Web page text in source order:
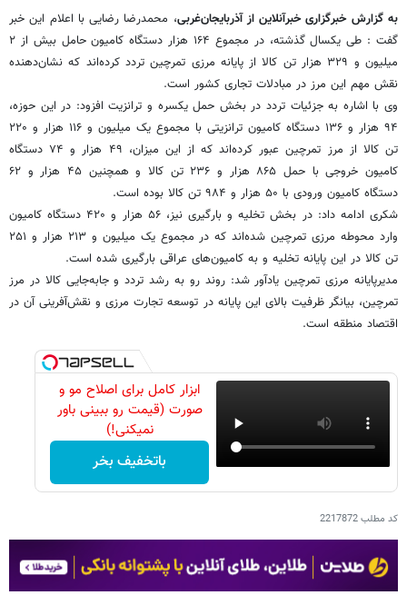
به گزارش خبرگزاری خبرآنلاین از آذربایجان‌غربی، محمدرضا رضایی با اعلام این خبر
گفت : طی یکسال گذشته، در مجموع ۱۶۴ هزار دستگاه کامیون حامل بیش از ۲
میلیون و ۳۲۹ هزار تن کالا از پایانه مرزی تمرچین تردد کرده‌اند که نشان‌دهنده
نقش مهم این مرز در مبادلات تجاری کشور است.
وی با اشاره به جزئیات تردد در بخش حمل یکسره و ترانزیت افزود: در این حوزه،
۹۴ هزار و ۱۳۶ دستگاه کامیون ترانزیتی با مجموع یک میلیون و ۱۱۶ هزار و ۲۲۰
تن کالا از مرز تمرچین عبور کرده‌اند که از این میزان، ۴۹ هزار و ۷۴ دستگاه
کامیون خروجی با حمل ۸۶۵ هزار و ۲۳۶ تن کالا و همچنین ۴۵ هزار و ۶۲
دستگاه کامیون ورودی با ۵۰ هزار و ۹۸۴ تن کالا بوده است.
شکری ادامه داد: در بخش تخلیه و بارگیری نیز، ۵۶ هزار و ۴۲۰ دستگاه کامیون
وارد محوطه مرزی تمرچین شده‌اند که در مجموع یک میلیون و ۲۱۳ هزار و ۲۵۱
تن کالا در این پایانه تخلیه و به کامیون‌های عراقی بارگیری شده است.
مدیرپایانه مرزی تمرچین یادآور شد: روند رو به رشد تردد و جابه‌جایی کالا در مرز
تمرچین، بیانگر ظرفیت بالای این پایانه در توسعه تجارت مرزی و نقش‌آفرینی آن در
اقتصاد منطقه است.
ابزار کامل برای اصلاح مو و
صورت (قیمت رو ببینی باور
نمیکنی!)
باتخفیف بخر
کد مطلب2217872